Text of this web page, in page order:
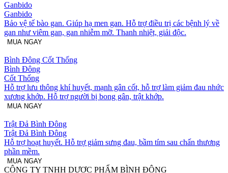
Ganbido
Ganbido
Bảo vệ tế bào gan. Giúp hạ men gan. Hỗ trợ điều trị các bệnh lý về
gan như viêm gan, gan nhiễm mỡ. Thanh nhiệt, giải độc.
MUA NGAY
Bình Đông Cốt Thống
Bình Đông
Cốt Thống
Hỗ trợ lưu thông khí huyết, mạnh gân cốt, hỗ trợ làm giảm đau nhức
xương khớp. Hỗ trợ người bị bong gân, trật khớp.
MUA NGAY
Trật Đả Bình Đông
Trật Đả Bình Đông
Hỗ trợ hoạt huyết. Hỗ trợ giảm sưng đau, bầm tím sau chấn thương
phần mềm.
MUA NGAY
CÔNG TY TNHH DƯỢC PHẨM BÌNH ĐÔNG